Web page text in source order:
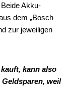
Beide Akku-
dem „Bosch
zur jeweiligen
kann also
weil